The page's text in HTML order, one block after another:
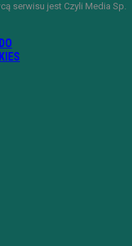
serwisu jest Czyli Media Sp.